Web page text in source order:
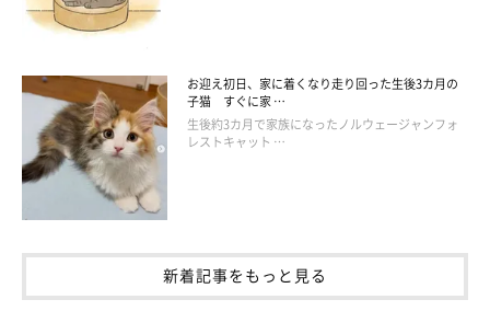
猫です。黒猫をモチーフに選んだのは、私が単色の生き物をモチ
品では、その艶やかさに注目して喜んでくださる方が多く、とて
も驚いています」
お迎え初日、家に着くなり走り回った生後3カ月の
子猫 すぐに家 …
生後約3カ月で家族になったノルウェージャンフォ
レストキャット …
新着記事をもっと見る